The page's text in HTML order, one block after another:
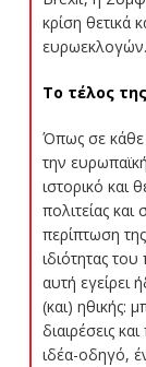
κρίση θετικά
ευρωεκλογών.
Το τέλος
Όπως σε κάθε
την
ιστορικό και
πολιτείας
περίπτωση
ιδιότητας
αυτή εγείρει
(και) ηθικής:
διαιρέσεις
ιδέα-οδηγό,